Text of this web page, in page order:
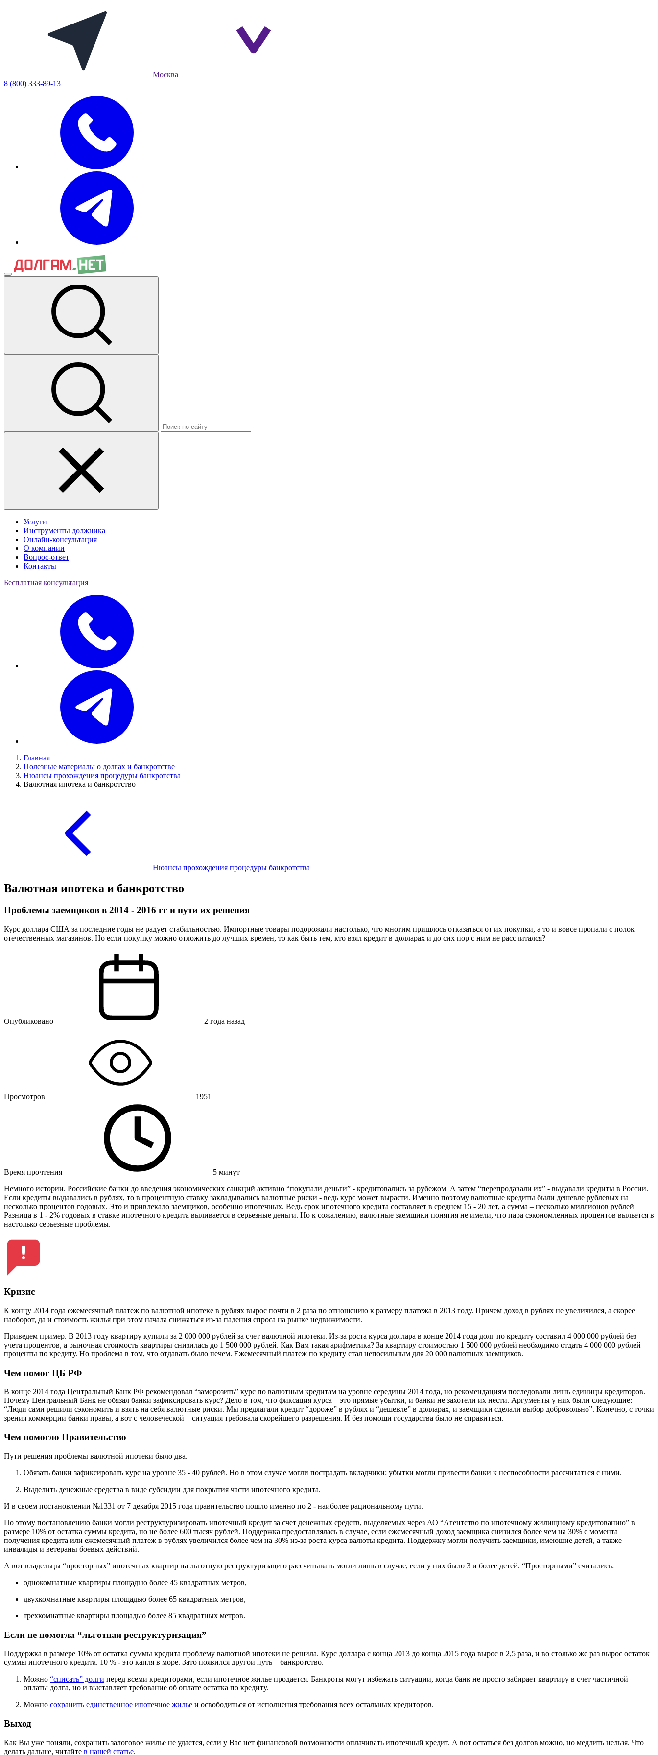
Москва
8 (800) 333-89-13
Услуги
Инструменты должника
Онлайн-консультация
О компании
Вопрос-ответ
Контакты
Бесплатная консультация
Главная
Полезные материалы о долгах и банкротстве
Нюансы прохождения процедуры банкротства
Валютная ипотека и банкротство
Нюансы прохождения процедуры банкротства
Валютная ипотека и банкротство
Проблемы заемщиков в 2014 - 2016 гг и пути их решения
Курс доллара США за последние годы не радует стабильностью. Импортные товары подорожали настолько, что многим пришлось отказаться от их покупки, а то и вовсе пропали с полок
отечественных магазинов. Но если покупку можно отложить до лучших времен, то как быть тем, кто взял кредит в долларах и до сих пор с ним не рассчитался?
Опубликовано 2 года назад
Просмотров 1951
Время прочтения
5 минут
Немного истории. Российские банки до введения экономических санкций активно “покупали деньги” - кредитовались за рубежом. А затем “перепродавали их” - выдавали кредиты в России.
Если кредиты выдавались в рублях, то в процентную ставку закладывались валютные риски - ведь курс может вырасти. Именно поэтому валютные кредиты были дешевле рублевых на
несколько процентов годовых. Это и привлекало заемщиков, особенно ипотечных. Ведь срок ипотечного кредита составляет в среднем 15 - 20 лет, а сумма – несколько миллионов рублей.
Разница в 1 - 2% годовых в ставке ипотечного кредита выливается в серьезные деньги. Но к сожалению, валютные заемщики понятия не имели, что пара сэкономленных процентов выльется в
настолько серьезные проблемы.
Кризис
К концу 2014 года ежемесячный платеж по валютной ипотеке в рублях вырос почти в 2 раза по отношению к размеру платежа в 2013 году. Причем доход в рублях не увеличился, а скорее
наоборот, да и стоимость жилья при этом начала снижаться из-за падения спроса на рынке недвижимости.
Приведем пример. В 2013 году квартиру купили за 2 000 000 рублей за счет валютной ипотеки. Из-за роста курса доллара в конце 2014 года долг по кредиту составил 4 000 000 рублей без
учета процентов, а рыночная стоимость квартиры снизилась до 1 500 000 рублей. Как Вам такая арифметика? За квартиру стоимостью 1 500 000 рублей необходимо отдать 4 000 000 рублей +
проценты по кредиту. Но проблема в том, что отдавать было нечем. Ежемесячный платеж по кредиту стал непосильным для 20 000 валютных заемщиков.
Чем помог ЦБ РФ
В конце 2014 года Центральный Банк РФ рекомендовал “заморозить” курс по валютным кредитам на уровне середины 2014 года, но рекомендациям последовали лишь единицы кредиторов.
Почему Центральный Банк не обязал банки зафиксировать курс? Дело в том, что фиксация курса – это прямые убытки, и банки не захотели их нести. Аргументы у них были следующие:
“Люди сами решили сэкономить и взять на себя валютные риски. Мы предлагали кредит “дороже” в рублях и “дешевле” в долларах, и заемщики сделали выбор добровольно”. Конечно, с точки
зрения коммерции банки правы, а вот с человеческой – ситуация требовала скорейшего разрешения. И без помощи государства было не справиться.
Чем помогло Правительство
Пути решения проблемы валютной ипотеки было два.
Обязать банки зафиксировать курс на уровне 35 - 40 рублей. Но в этом случае могли пострадать вкладчики: убытки могли привести банки к неспособности рассчитаться с ними.
Выделить денежные средства в виде субсидии для покрытия части ипотечного кредита.
И в своем постановлении №1331 от 7 декабря 2015 года правительство пошло именно по 2 - наиболее рациональному пути.
По этому постановлению банки могли реструктуризировать ипотечный кредит за счет денежных средств, выделяемых через АО “Агентство по ипотечному жилищному кредитованию” в
размере 10% от остатка суммы кредита, но не более 600 тысяч рублей. Поддержка предоставлялась в случае, если ежемесячный доход заемщика снизился более чем на 30% с момента
получения кредита или ежемесячный платеж в рублях увеличился более чем на 30% из-за роста курса валюты кредита. Поддержку могли получить заемщики, имеющие детей, а также
инвалиды и ветераны боевых действий.
А вот владельцы “просторных” ипотечных квартир на льготную реструктуризацию рассчитывать могли лишь в случае, если у них было 3 и более детей. “Просторными” считались:
однокомнатные квартиры площадью более 45 квадратных метров,
двухкомнатные квартиры площадью более 65 квадратных метров,
трехкомнатные квартиры площадью более 85 квадратных метров.
Если не помогла “льготная реструктуризация”
Поддержка в размере 10% от остатка суммы кредита проблему валютной ипотеки не решила. Курс доллара с конца 2013 до конца 2015 года вырос в 2,5 раза, и во столько же раз вырос остаток
суммы ипотечного кредита. 10 % - это капля в море. Зато появился другой путь – банкротство.
Можно “списать” долги перед всеми кредиторами, если ипотечное жилье продается. Банкроты могут избежать ситуации, когда банк не просто забирает квартиру в счет частичной
оплаты долга, но и выставляет требование об оплате остатка по кредиту.
Можно сохранить единственное ипотечное жилье и освободиться от исполнения требования всех остальных кредиторов.
Выход
Как Вы уже поняли, сохранить залоговое жилье не удастся, если у Вас нет финансовой возможности оплачивать ипотечный кредит. А вот остаться без долгов можно, но медлить нельзя. Что
делать дальше, читайте в нашей статье.